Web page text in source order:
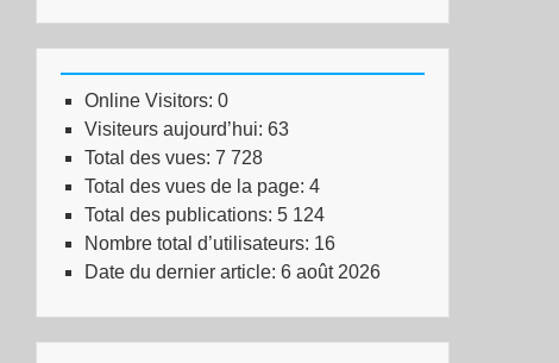
Online Visitors: 0
Visiteurs aujourd’hui: 63
Total des vues: 7 728
Total des vues de la page: 4
Total des publications: 5 124
Nombre total d’utilisateurs: 16
Date du dernier article: 6 août 2026